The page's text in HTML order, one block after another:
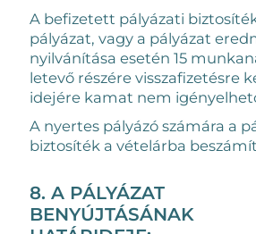
A befizetett pályázati
pályázat, vagy a pályázat
nyilvánítása esetén 15
letevő részére visszafizetésre
idejére kamat nem
A nyertes pályázó számára a
biztosíték a vételárba
8. A PÁLYÁZAT
BENYÚJTÁSÁNAK